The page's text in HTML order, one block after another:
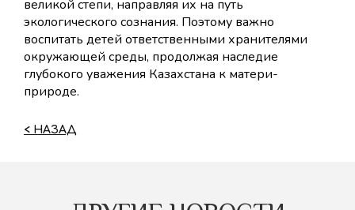
великой степи, направляя их на путь
экологического сознания. Поэтому важно
воспитать детей ответственными хранителями
окружающей среды, продолжая наследие
глубокого уважения Казахстана к матери-
природе.
< НАЗАД